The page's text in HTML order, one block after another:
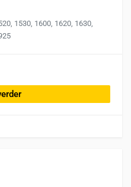
1530, 1600, 1620, 1630,